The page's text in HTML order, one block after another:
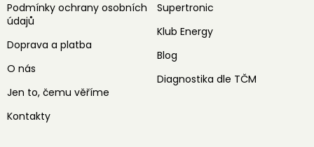
Podmínky ochrany osobních
údajů
Doprava a platba
O nás
Jen to, čemu věříme
Kontakty
Supertronic
Klub Energy
Blog
Diagnostika dle TČM